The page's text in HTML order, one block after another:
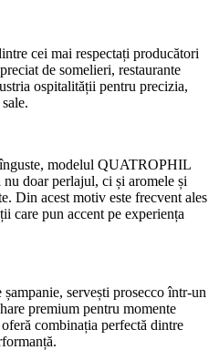
cei mai respectați producători
de somelieri, restaurante
ospitalității pentru precizia,
modelul QUATROPHIL
doar perlajul, ci și aromele și
Din acest motiv este frecvent ales
care pun accent pe experiența
servești prosecco într-un
premium pentru momente
combinația perfectă dintre